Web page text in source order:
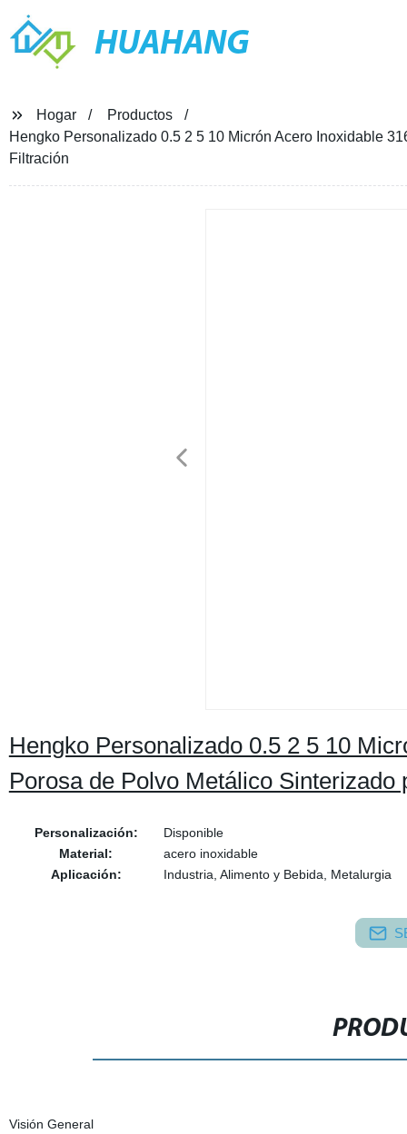
HUAHANG
Hogar
Productos
Hengko Personalizado 0.5 2 5 10 Micrón Acero Inoxidable
Filtración
Hengko Personalizado 0.5 2 5 10
Porosa de Polvo Metálico
Personalización:
Disponible
Material:
acero inoxidable
Aplicación:
Industria, Alimento y Bebida, Metalurgia
Visión General